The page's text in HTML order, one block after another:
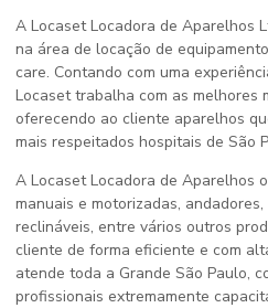
A Locaset Locadora de Aparelhos
na área de locação de
care. Contando com uma
Locaset trabalha com as melhores
oferecendo ao cliente aparelhos
mais respeitados hospitais de São
A Locaset Locadora de Aparelhos
manuais e motorizadas,
reclináveis, entre vários outros
cliente de forma eficiente e com
atende toda a Grande São Paulo,
profissionais extremamente